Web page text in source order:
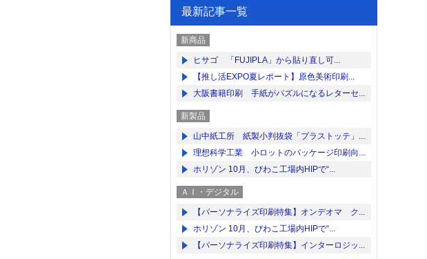
最新記事一覧
新商品
ヒサゴ 「FUJIPLA」から貼り直し可...
【推し活EXPO夏レポート】原色美術印刷...
大阪書籍印刷 手紙がパズルになるレターセ...
新製品
山中紙工所 紙製小判抜袋「プラストッテ」...
理想科学工業 小ロットのパッケージ印刷向...
ホリゾン 10月、びわこ工場内HIPで“...
ＡＩ・デジタル
【パーソナライズ印刷特集】オンデオマ ク...
ホリゾン 10月、びわこ工場内HIPで“...
【パーソナライズ印刷特集】インターロジッ...